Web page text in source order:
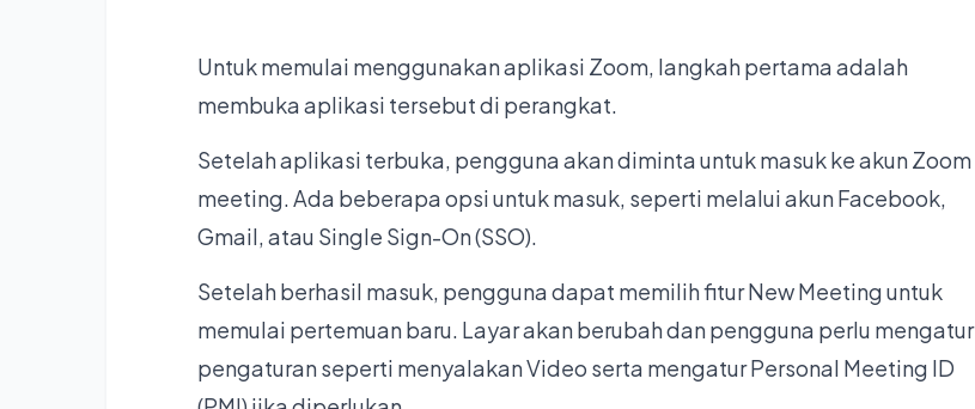
Untuk memulai menggunakan aplikasi Zoom, langkah pertama adalah
membuka aplikasi tersebut di perangkat.
Setelah aplikasi terbuka, pengguna akan diminta untuk masuk ke akun Zoom
meeting. Ada beberapa opsi untuk masuk, seperti melalui akun Facebook,
Gmail, atau Single Sign-On (SSO).
Setelah berhasil masuk, pengguna dapat memilih fitur New Meeting untuk
memulai pertemuan baru. Layar akan berubah dan pengguna perlu mengatur
pengaturan seperti menyalakan Video serta mengatur Personal Meeting ID